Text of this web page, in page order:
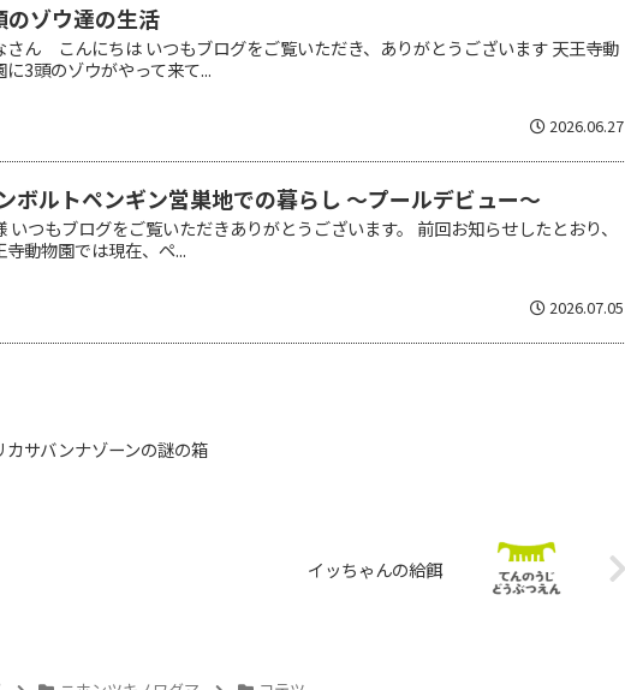
のゾウ達の生活
さん こんにちは いつもブログをご覧いただき、ありがとうございます 天王寺動
に3頭のゾウがやって来て...
2026.06.27
ボルトペンギン営巣地での暮らし ～プールデビュー～
いつもブログをご覧いただきありがとうございます。 前回お知らせしたとおり、
寺動物園では現在、ペ...
2026.07.05
カサバンナゾーンの謎の箱
イッちゃんの給餌